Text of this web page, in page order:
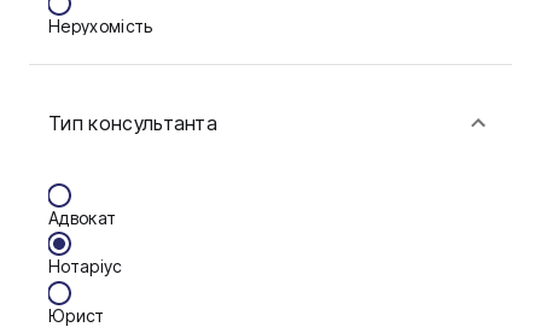
Нерухомість
Фінанси
Тип консультанта
Адвокат
Нотаріус
Юрист